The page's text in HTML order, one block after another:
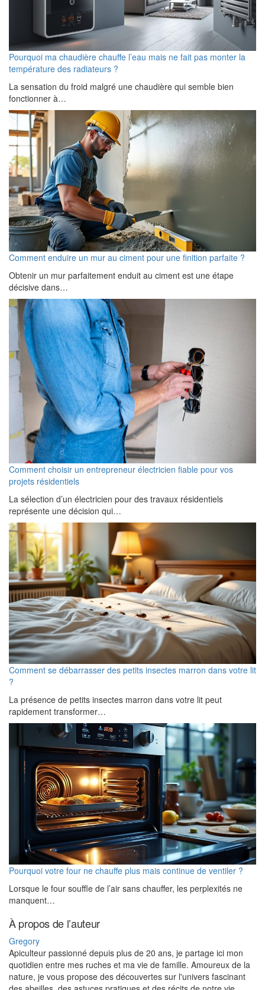
Pourquoi ma chaudière chauffe l’eau mais ne fait pas monter la
température des radiateurs ?
La sensation du froid malgré une chaudière qui semble bien
fonctionner à…
Comment enduire un mur au ciment pour une finition parfaite ?
Obtenir un mur parfaitement enduit au ciment est une étape
décisive dans…
Comment choisir un entrepreneur électricien fiable pour vos
projets résidentiels
La sélection d’un électricien pour des travaux résidentiels
représente une décision qui…
Comment se débarrasser des petits insectes marron dans votre lit
?
La présence de petits insectes marron dans votre lit peut
rapidement transformer…
Pourquoi votre four ne chauffe plus mais continue de ventiler ?
Lorsque le four souffle de l’air sans chauffer, les perplexités ne
manquent…
À propos de l’auteur
Gregory
Apiculteur passionné depuis plus de 20 ans, je partage ici mon
quotidien entre mes ruches et ma vie de famille. Amoureux de la
nature, je vous propose des découvertes sur l'univers fascinant